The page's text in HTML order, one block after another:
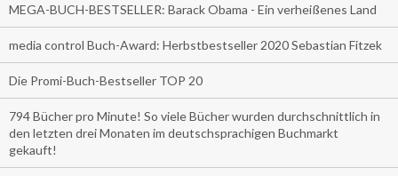
MEGA-BUCH-BESTSELLER: Barack Obama - Ein verheißenes Land
media control Buch-Award: Herbstbestseller 2020 Sebastian Fitzek
Die Promi-Buch-Bestseller TOP 20
794 Bücher pro Minute! So viele Bücher wurden durchschnittlich in
den letzten drei Monaten im deutschsprachigen Buchmarkt
gekauft!